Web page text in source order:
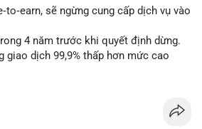
tư nhỏ lẻ: Theo dõi xác nhận của giao
bị rút khỏi sàn với tần suất tăng, đó
hướng tăng giá. Hạn chế hành động
sẽ ngừng cung cấp dịch vụ vào
4 năm trước khi quyết định dừng.
giao dịch 99,9% thấp hơn mức cao